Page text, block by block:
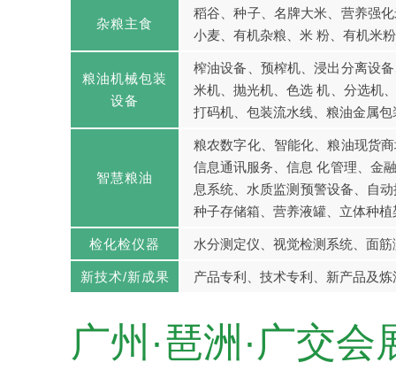
杂粮主食
稻谷、种子、名牌大米、营养强
小麦、有机杂粮、米 粉、有机米
粮油机械包装
设备
榨油设备、预榨机、浸出分离设
米机、抛光机、色选 机、分选机
打码机、包装流水线、粮油金属
智慧粮油
粮农数字化、智能化、粮油现货
信息通讯服务、信息 化管理、金
息系统、水质监测预警设备、自
种子存储箱、营养液罐、立体种
检化检仪器 水分测定仪、视觉检测系统、面
新技术/新成果 产品专利、技术专利、新产品及
广州·琶洲·广交会